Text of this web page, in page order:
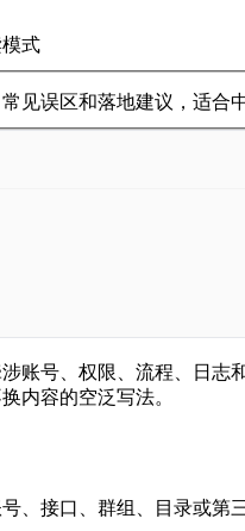
式
见误区和落地建议，适合
账号、权限、流程、日志
内容的空泛写法。
、接口、群组、目录或